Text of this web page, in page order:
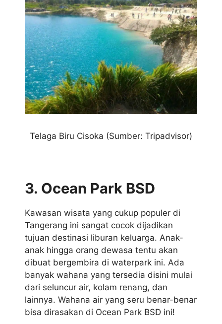
Telaga Biru Cisoka (Sumber: Tripadvisor)
3. Ocean Park BSD
Kawasan wisata yang cukup populer di
Tangerang ini sangat cocok dijadikan
tujuan destinasi liburan keluarga. Anak-
anak hingga orang dewasa tentu akan
dibuat bergembira di waterpark ini. Ada
banyak wahana yang tersedia disini mulai
dari seluncur air, kolam renang, dan
lainnya. Wahana air yang seru benar-benar
bisa dirasakan di Ocean Park BSD ini!